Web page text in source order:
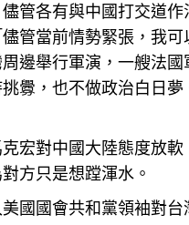
管各有與中國打交道
管當前情勢緊張，我
邊舉行軍演，一艘法
釁，也不做政治白日
宏對中國大陸態度放
方只是想蹚渾水。
國國會共和黨領袖對台